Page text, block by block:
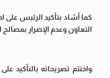
كما أشاد بتأكيد الرئيس على
التعاون وعدم الإضرار
واختتم تصريحاته بالتأكيد